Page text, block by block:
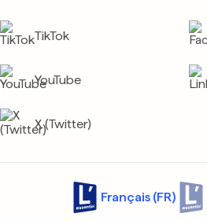
TikTok
YouTube
X (Twitter)
Français (FR)